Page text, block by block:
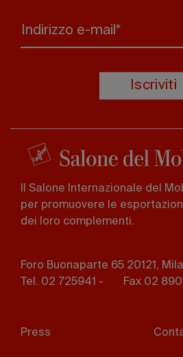
Indirizzo e-mail*
Iscriviti
Il Salone Internazionale del
per promuovere le
dei loro complementi.
Foro Buonaparte 65 20121,
Tel. 02 725941 -
Fax 02
menu
Press